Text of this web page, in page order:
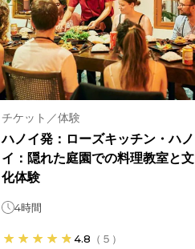
チケット／体験
ハノイ発：ローズキッチン・ハノ
イ：隠れた庭園での料理教室と文
化体験
4時間
4.8 （ ５ ）